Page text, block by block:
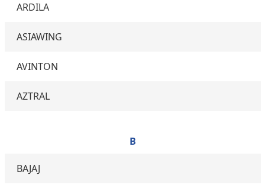
ARDILA
ASIAWING
AVINTON
AZTRAL
B
BAJAJ